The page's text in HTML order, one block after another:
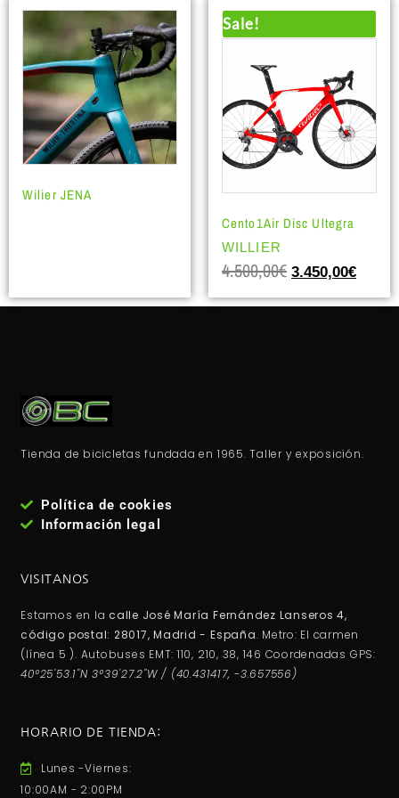
Wilier JENA
Sale!
Cento1Air Disc Ultegra
WILLIER
4.500,00€ 3.450,00€
Tienda de bicicletas fundada en 1965. Taller y exposición.
Política de cookies
Información legal
VISITANOS
Estamos en la calle José María Fernández Lanseros 4,
código postal: 28017, Madrid - España. Metro: El carmen
(línea 5 ). Autobuses EMT: 110, 210, 38, 146 Coordenadas GPS:
40°25'53.1"N 3°39'27.2"W / (40.431417, -3.657556)
HORARIO DE TIENDA:
Lunes -Viernes:
10:00AM - 2:00PM